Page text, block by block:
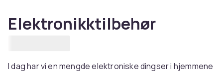
Elektronikktilbehør
I dag har vi en mengde elektroniske dingser i hjemmene